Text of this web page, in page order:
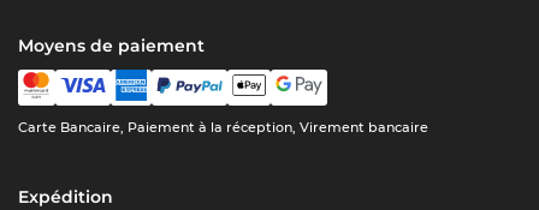
Moyens de paiement
Carte Bancaire, Paiement à la réception, Virement bancaire
Expédition